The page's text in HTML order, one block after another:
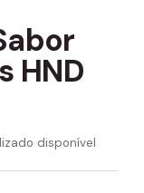
HND
disponível